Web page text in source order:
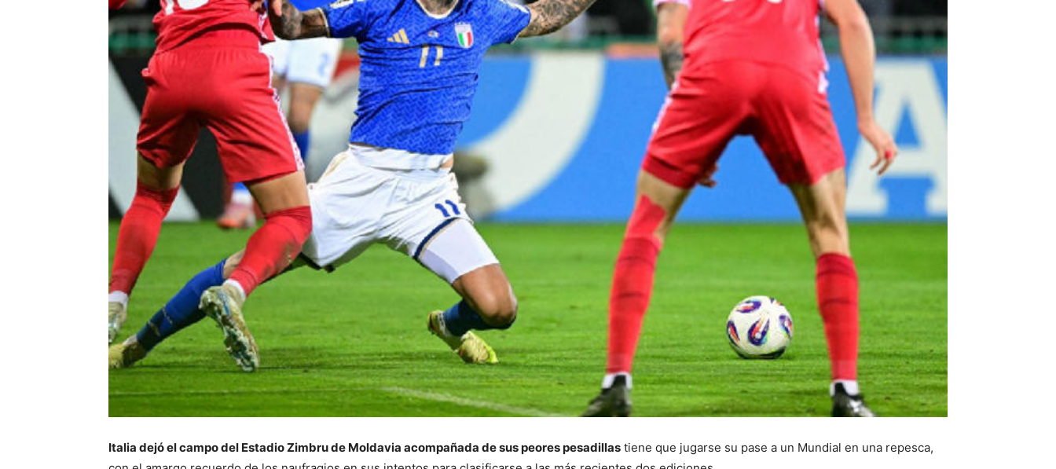
Italia dejó el campo del Estadio Zimbru de Moldavia acompañada de sus peores pesadillas tiene que jugarse su pase a un Mundial en una repesca,